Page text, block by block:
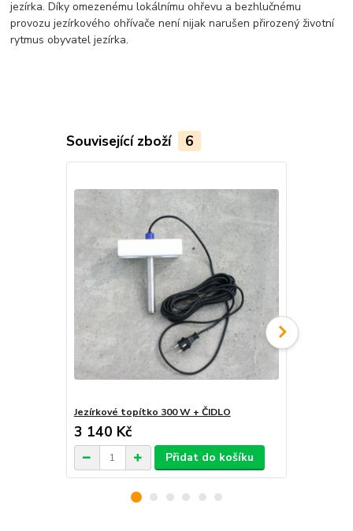
jezírka. Díky omezenému lokálnímu ohřevu a bezhlučnému
provozu jezírkového ohřívače není nijak narušen přirozený životní
rytmus obyvatel jezírka.
Související zboží 6
Jezírkové topítko 300 W + ČIDLO
3 140 Kč
Přidat do košíku